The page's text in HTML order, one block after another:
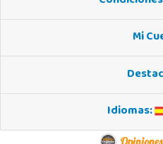
Mi
Idiomas: